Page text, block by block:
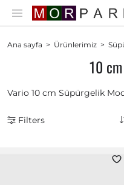
Ana sayfa > Ürünlerimiz >
10
Vario 10 cm Süpürgelik
Filters